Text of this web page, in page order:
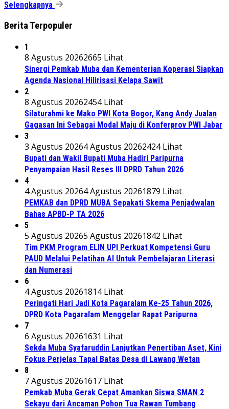
Selengkapnya
Berita Terpopuler
1
8 Agustus 20262665 Lihat
Sinergi Pemkab Muba dan Kementerian Koperasi Siapkan
Agenda Nasional Hilirisasi Kelapa Sawit
2
8 Agustus 20262454 Lihat
Silaturahmi ke Mako PWI Kota Bogor, Kang Andy Jualan
Gagasan Ini Sebagai Modal Maju di Konferprov PWI Jabar
3
3 Agustus 20264 Agustus 20262424 Lihat
Bupati dan Wakil Bupati Muba Hadiri Paripurna
Penyampaian Hasil Reses III DPRD Tahun 2026
4
4 Agustus 20264 Agustus 20261879 Lihat
PEMKAB dan DPRD MUBA Sepakati Skema Penjadwalan
Bahas APBD-P TA 2026
5
5 Agustus 20265 Agustus 20261842 Lihat
Tim PKM Program ELIN UPI Perkuat Kompetensi Guru
PAUD Melalui Pelatihan AI Untuk Pembelajaran Literasi
dan Numerasi
6
4 Agustus 20261814 Lihat
Peringati Hari Jadi Kota Pagaralam Ke-25 Tahun 2026,
DPRD Kota Pagaralam Menggelar Rapat Paripurna
7
6 Agustus 20261631 Lihat
Sekda Muba Syafaruddin Lanjutkan Penertiban Aset, Kini
Fokus Perjelas Tapal Batas Desa di Lawang Wetan
8
7 Agustus 20261617 Lihat
Pemkab Muba Gerak Cepat Amankan Siswa SMAN 2
Sekayu dari Ancaman Pohon Tua Rawan Tumbang